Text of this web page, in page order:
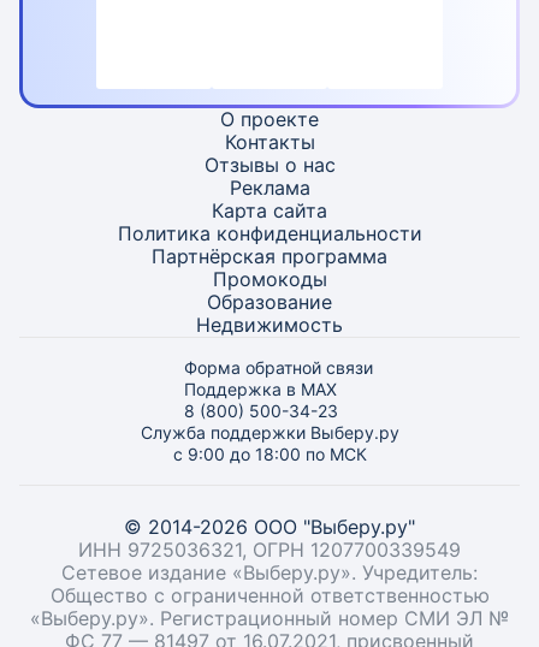
О проекте
Контакты
Отзывы о нас
Реклама
Карта сайта
Политика конфиденциальности
Партнёрская программа
Промокоды
Образование
Недвижимость
Форма обратной связи
Поддержка в MAX
8 (800) 500-34-23
Служба поддержки Выберу.ру
с 9:00 до 18:00 по МСК
© 2014-2026 ООО "Выберу.ру"
ИНН 9725036321, ОГРН 1207700339549
Сетевое издание «Выберу.ру». Учредитель:
Общество с ограниченной ответственностью
«Выберу.ру». Регистрационный номер СМИ ЭЛ №
ФС 77 — 81497 от 16.07.2021, присвоенный